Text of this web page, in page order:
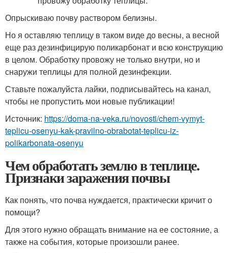
Опрыскиваю почву раствором белизны.
Но я оставляю теплицу в таком виде до весны, а весной
еще раз дезинфицирую поликарбонат и всю конструкцию
в целом. Обработку провожу не только внутри, но и
снаружи теплицы для полной дезинфекции.
Ставьте пожалуйста лайки, подписывайтесь на канал,
чтобы не пропустить мои новые публикации!
Источник: https://doma-na-veka.ru/novosti/chem-vymyt-
teplicu-osenyu-kak-pravilno-obrabotat-teplicu-iz-
polikarbonata-osenyu
Чем обработать землю в теплице.
Признаки заражения почвы
Как понять, что почва нуждается, практически кричит о
помощи?
Для этого нужно обращать внимание на ее состояние, а
также на события, которые произошли ранее.